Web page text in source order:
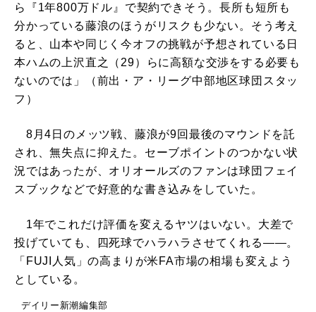
ら『1年800万ドル』で契約できそう。長所も短所も
分かっている藤浪のほうがリスクも少ない。そう考え
ると、山本や同じく今オフの挑戦が予想されている日
本ハムの上沢直之（29）らに高額な交渉をする必要も
ないのでは」（前出・ア・リーグ中部地区球団スタッ
フ）
8月4日のメッツ戦、藤浪が9回最後のマウンドを託
され、無失点に抑えた。セーブポイントのつかない状
況ではあったが、オリオールズのファンは球団フェイ
スブックなどで好意的な書き込みをしていた。
1年でこれだけ評価を変えるヤツはいない。大差で
投げていても、四死球でハラハラさせてくれる――。
「FUJI人気」の高まりが米FA市場の相場も変えよう
としている。
デイリー新潮編集部